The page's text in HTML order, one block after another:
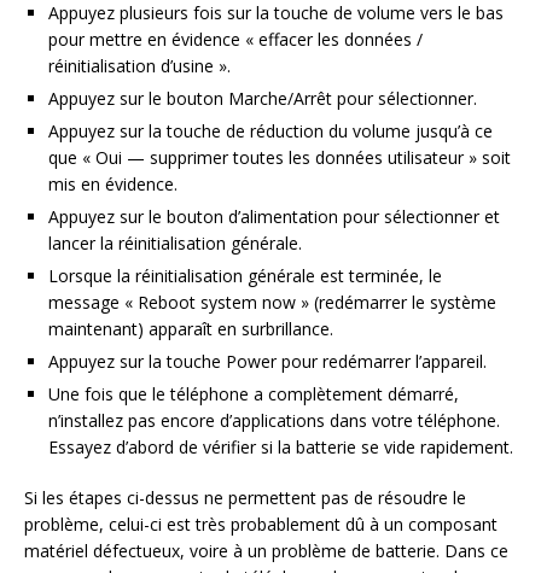
Appuyez plusieurs fois sur la touche de volume vers le bas
pour mettre en évidence « effacer les données /
réinitialisation d’usine ».
Appuyez sur le bouton Marche/Arrêt pour sélectionner.
Appuyez sur la touche de réduction du volume jusqu’à ce
que « Oui — supprimer toutes les données utilisateur » soit
mis en évidence.
Appuyez sur le bouton d’alimentation pour sélectionner et
lancer la réinitialisation générale.
Lorsque la réinitialisation générale est terminée, le
message « Reboot system now » (redémarrer le système
maintenant) apparaît en surbrillance.
Appuyez sur la touche Power pour redémarrer l’appareil.
Une fois que le téléphone a complètement démarré,
n’installez pas encore d’applications dans votre téléphone.
Essayez d’abord de vérifier si la batterie se vide rapidement.
Si les étapes ci-dessus ne permettent pas de résoudre le
problème, celui-ci est très probablement dû à un composant
matériel défectueux, voire à un problème de batterie. Dans ce